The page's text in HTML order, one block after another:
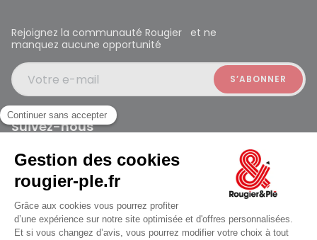
ouvert à 09:30
Rejoignez la communauté Rougier et ne
manquez aucune opportunité
Votre e-mail
Suivez-nous
Rougier et Plé 2024 Copyright